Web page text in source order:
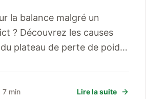
la balance malgré un
? Découvrez les causes
plateau de perte de poids
7 min Lire la suite